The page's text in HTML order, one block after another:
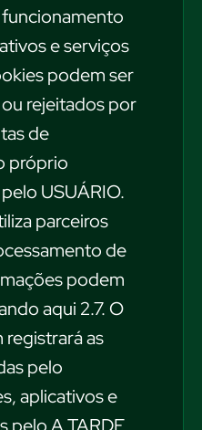
e serviços
podem ser
rejeitados por
de
próprio
USUÁRIO.
parceiros
de
podem
aqui 2.7. O
registrará as
pelo
aplicativos e